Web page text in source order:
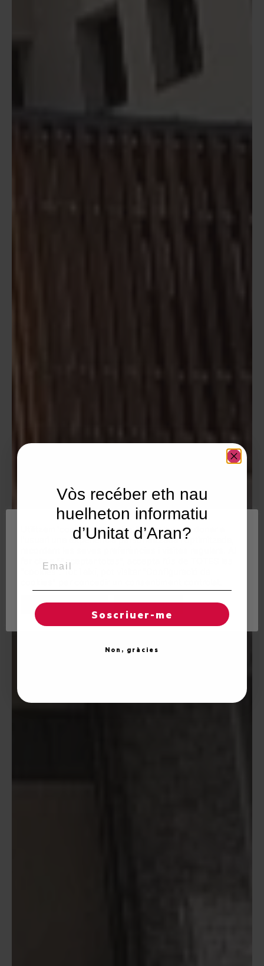
Utilitzem"cookies" al nostre lloc web per a donar a
l'usuari una experiència personalitzada i optimitzada,
fer clic a "Acceptar totes", accepta l'ús de TOTES les
"cookies". Tot i així, pot visitar "Configuració de
Regles de "cookies" Acceptar totes
Vòs recéber eth nau
huelheton informatiu
d’Unitat d’Aran?
Soscriuer-me
Non, gràcies